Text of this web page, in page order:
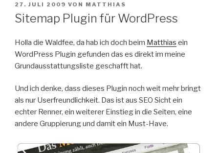
VERÖFFENTLICHT
AM
27. JULI 2009 VON MATTHIAS
Sitemap Plugin für WordPress
Holla die Waldfee, da hab ich doch beim Matthias ein
WordPress Plugin gefunden das es direkt im meine
Grundausstattungsliste geschafft hat.
Und ich denke, dass dieses Plugin noch weit mehr bringt
als nur Userfreundlichkeit. Das ist aus SEO Sicht ein
echter Renner, ein weiterer Einstieg in die Seiten, eine
andere Gruppierung und damit ein Must-Have.